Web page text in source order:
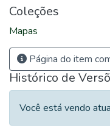
Coleções
Mapas
Página do item
Histórico de
Você está vendo